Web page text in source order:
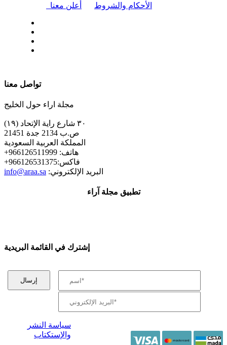
أعلن معنا الأحكام والشروط
تواصل معنا
مجلة اراء حول الخليج
٣٠ شارع راية الإتحاد (١٩)
ص.ب 2134 جدة 21451
المملكة العربية السعودية
+هاتف: 966126511999
+فاكس:966126531375
info@araa.sa :البريد الإلكتروني
تطبيق مجلة آراء
إشترك في القائمة البريدية
سياسة النشر
والإستكتاب